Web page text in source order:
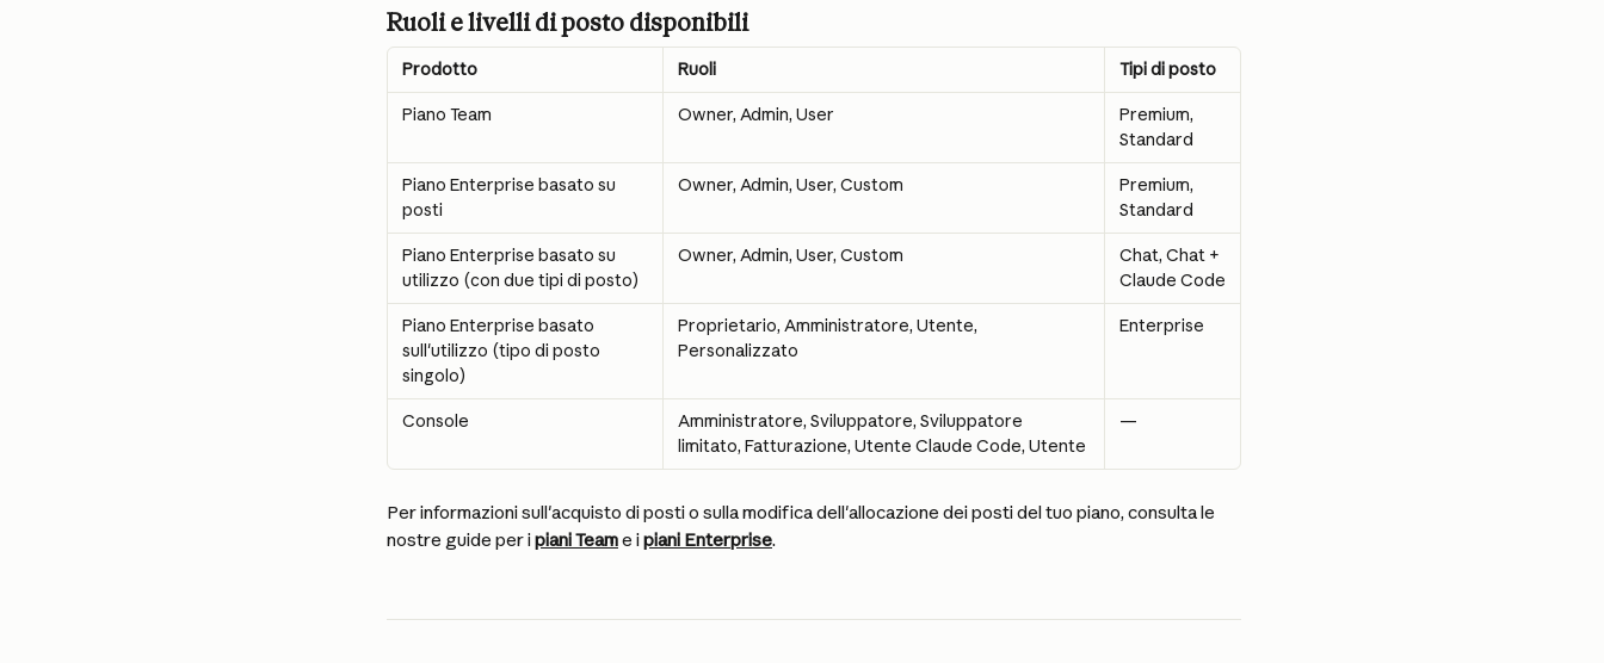
Ruoli e livelli di posto disponibili
Prodotto Ruoli Tipi di posto
Piano Team Owner, Admin, User
Premium,
Standard
Piano Enterprise basato su
posti
Owner, Admin, User, Custom
Premium,
Standard
Piano Enterprise basato su
utilizzo (con due tipi di posto)
Owner, Admin, User, Custom
Chat, Chat +
Claude Code
Piano Enterprise basato
sull'utilizzo (tipo di posto
singolo)
Proprietario, Amministratore, Utente,
Personalizzato
Enterprise
Console
Amministratore, Sviluppatore, Sviluppatore
limitato, Fatturazione, Utente Claude Code, Utente
—
Per informazioni sull'acquisto di posti o sulla modifica dell'allocazione dei posti del tuo piano, consulta le
nostre guide per i piani Team e i piani Enterprise.